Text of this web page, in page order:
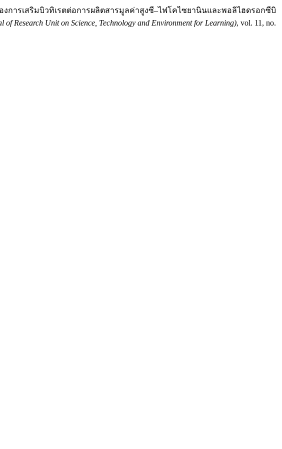
“ผลของการเสริมบิวทิเรตต่อการผลิตสารมูลค่าสูงซี–ไฟโคไซยานินและพอลิไฮดรอกซีบิ
Unit on Science, Technology and Environment for Learning), vol. 11, no.